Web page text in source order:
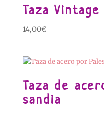
Taza
14,00€
Taza de
sandia